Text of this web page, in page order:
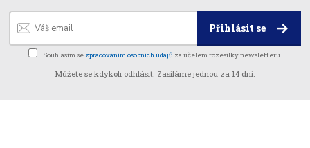
Přihlásit se
Souhlasím se zpracováním osobních údajů za účelem rozesílky newsletteru.
Můžete se kdykoli odhlásit. Zasíláme jednou za 14 dní.